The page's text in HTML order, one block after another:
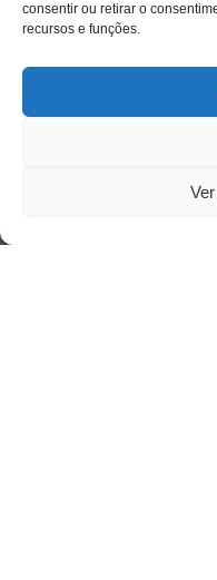
consentir ou retirar o
recursos e funções.
Siga-nos